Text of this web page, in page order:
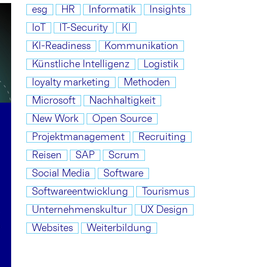
esg
HR Informatik
Insights
IoT
IT-Security
KI
KI-Readiness
Kommunikation
Künstliche Intelligenz
Logistik
loyalty marketing
Methoden
Microsoft
Nachhaltigkeit
New Work
Open Source
Projektmanagement
Recruiting
Reisen
SAP
Scrum
Social Media
Software
Softwareentwicklung
Tourismus
Unternehmenskultur
UX Design
Websites
Weiterbildung